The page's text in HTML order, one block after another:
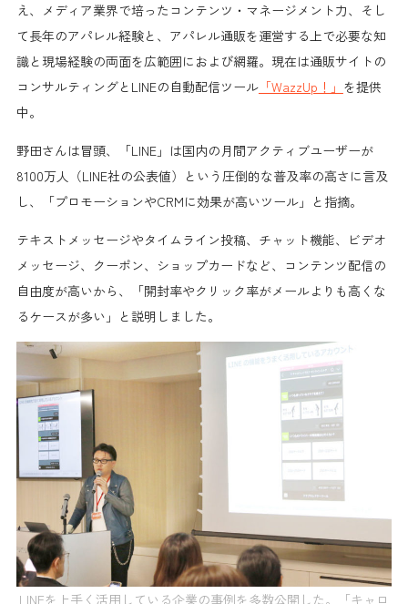
え、メディア業界で培ったコンテンツ・マネージメント力、そし
て長年のアパレル経験と、アパレル通販を運営する上で必要な知
識と現場経験の両面を広範囲におよび網羅。現在は通販サイトの
コンサルティングとLINEの自動配信ツール「WazzUp！」 を提供
中。
野田さんは冒頭、 「LINE」 は国内の月間アクティブユーザーが
8100万人 （LINE社の公表値）という圧倒的な普及率の高さに言及
し、
「プロモーションやCRMに効果が高いツール」 と指摘。
テキストメッセージやタイムライン投稿、チャット機能、ビデオ
メッセージ、クーポン、ショップカードなど、コンテンツ配信の
自由度が高いから、「開封率やクリック率がメールよりも高くな
るケースが多い 」と説明しました。
LINEを上手く活用している企業の事例を多数公開した。「キャロ